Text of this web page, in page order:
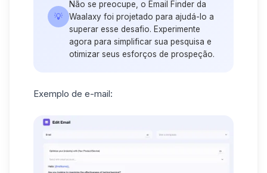
💡
Não se preocupe, o Email Finder da
Waalaxy foi projetado para ajudá-lo a
superar esse desafio. Experimente
agora para simplificar sua pesquisa e
otimizar seus esforços de prospeção.
Exemplo de e-mail: